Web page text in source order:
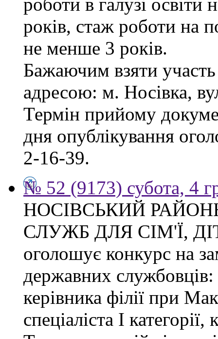
років, стаж роботи на
не менше 3 років.
Бажаючим взяти участь
адресою: м. Носівка,
Термін прийому
дня опублікування
2-16-39.
№ 52 (9173) субота, 4
НОСІВСЬКИЙ
СЛУЖБ ДЛЯ СІМ'Ї,
оголошує конкурс на
державних службовців:
керівника філії при
спеціаліста І